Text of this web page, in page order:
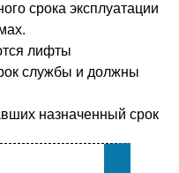
срока эксплуатации
лифты
службы и должны
назначенный срок